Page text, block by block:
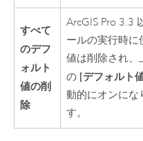
すべて
のデフ
ォルト
値の削
除
ArcGIS Pro 3.3
ールの実行時に
値は削除され、
の [デフォルト
動的にオンにな
す。